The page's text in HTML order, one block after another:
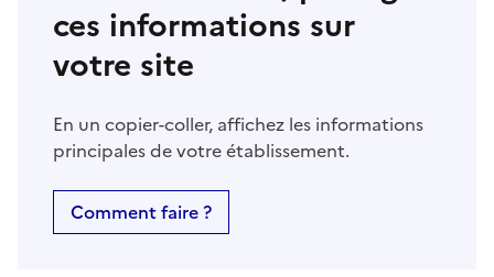
ces informations sur
votre site
En un copier-coller, affichez les informations
principales de votre établissement.
Comment faire ?